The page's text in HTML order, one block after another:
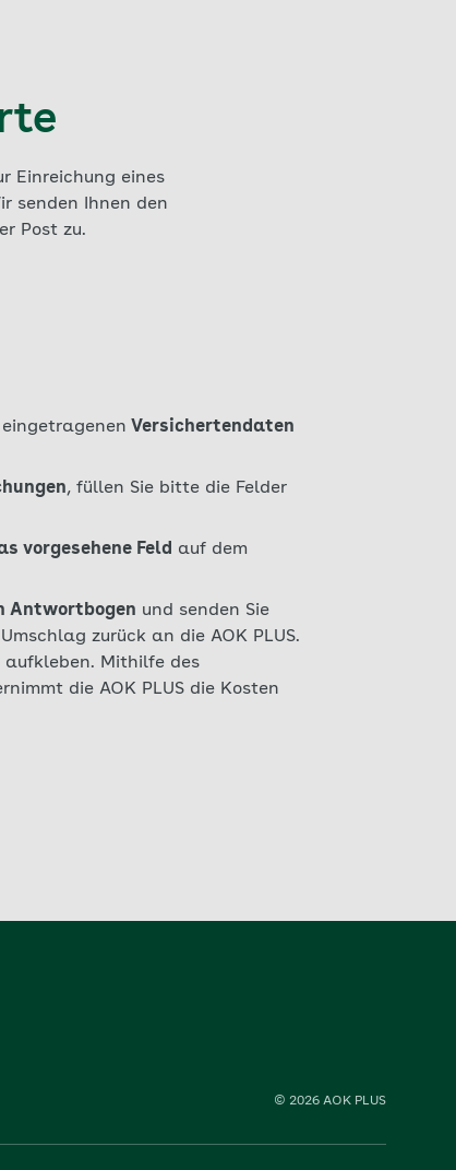
Einreichung eines
senden Ihnen den
Post zu.
eingetragenen Versichertendaten
, füllen Sie bitte die Felder
vorgesehene Feld auf dem
Antwortbogen und senden Sie
zurück an die AOK PLUS.
aufkleben. Mithilfe des
die AOK PLUS die Kosten
© 2026 AOK PLUS